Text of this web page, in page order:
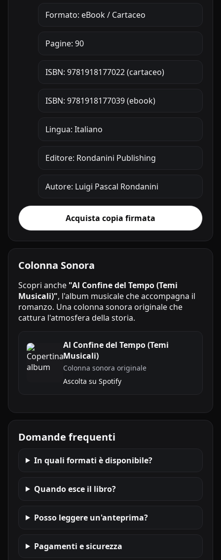
Formato: eBook / Cartaceo
Pagine: 90
ISBN: 9781918177022 (cartaceo)
ISBN: 9781918177039 (ebook)
Lingua: Italiano
Editore: Rondanini Publishing
Autore: Luigi Pascal Rondanini
Acquista copia firmata
Colonna Sonora
Scopri anche "Al Confine del Tempo (Temi
Musicali)", l'album musicale che accompagna il
romanzo. Una colonna sonora originale che
cattura l'atmosfera della storia.
Al Confine del Tempo (Temi
Musicali)
Colonna sonora originale
Ascolta su Spotify
Domande frequenti
In quali formati è disponibile?
Quando esce il libro?
Posso leggere un'anteprima?
Pagamenti e sicurezza